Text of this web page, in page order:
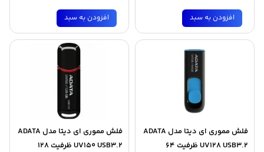
افزودن به سبد افزودن به سبد
فلش مموری ای دیتا مدل ADATA
UV128 USB3.2 ظرفیت 64
فلش مموری ای دیتا مدل ADATA
UV150 USB3.2 ظرفیت 128